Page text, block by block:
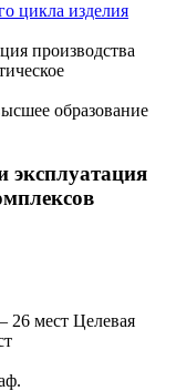
цикла изделия
производства
образование
эксплуатация
26 мест Целевая